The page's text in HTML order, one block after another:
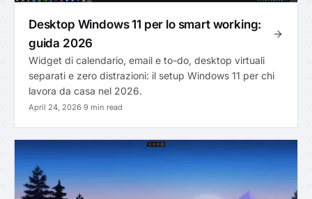
Desktop Windows 11 per lo smart working:
guida 2026
Widget di calendario, email e to-do, desktop virtuali
separati e zero distrazioni: il setup Windows 11 per chi
lavora da casa nel 2026.
April 24, 2026·9 min read